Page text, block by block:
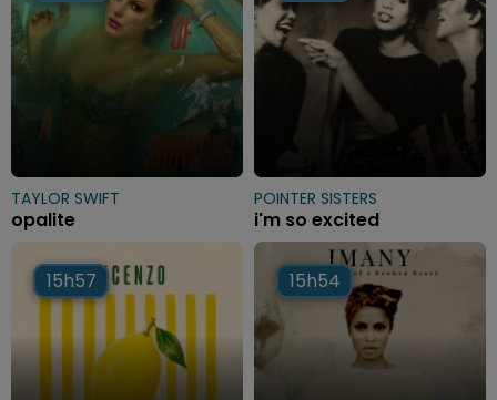
TAYLOR SWIFT
opalite
POINTER SISTERS
i'm so excited
15h57
15h57 15h54
15h54